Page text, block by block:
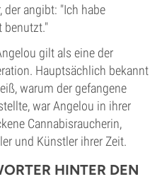
der angibt: "Ich habe
benutzt."
gilt als eine der
Hauptsächlich bekannt
warum der gefangene
war Angelou in ihrer
Cannabisraucherin,
und Künstler ihrer Zeit.
HINTER DEN